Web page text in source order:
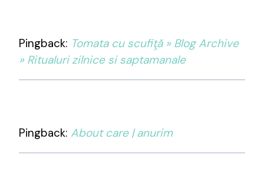
Pingback: Tomata cu scufiţă » Blog Archive
» Ritualuri zilnice si saptamanale
Pingback: About care | anurim